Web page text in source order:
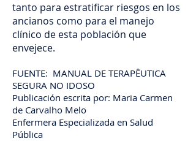
tanto para estratificar riesgos en los
ancianos como para el manejo
clínico de esta población que
envejece.
FUENTE: MANUAL DE TERAPÊUTICA
SEGURA NO IDOSO
Publicación escrita por: Maria Carmen
de Carvalho Melo
Enfermera Especializada en Salud
Pública